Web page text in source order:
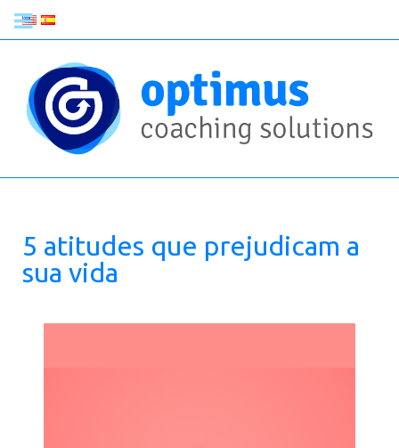
5 atitudes que prejudicam a
sua vida